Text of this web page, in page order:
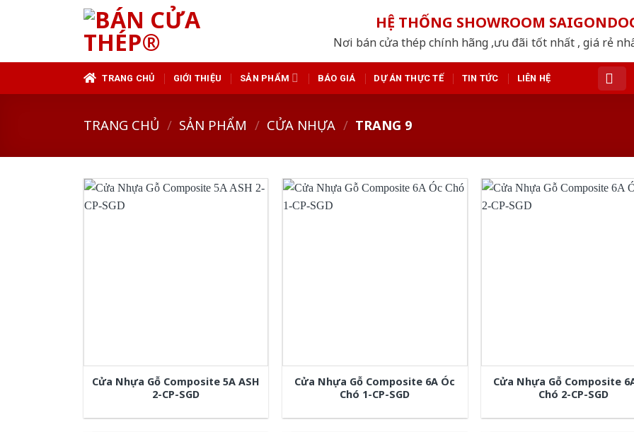
HỆ THỐNG SHOWROOM
Nơi bán cửa thép chính hãng ,ưu đãi tốt nhất , giá rẻ
TRANG CHỦ GIỚI THIỆU SẢN PHẨM BÁO GIÁ DỰ ÁN THỰC TẾ TIN TỨC LIÊN HỆ
TRANG CHỦ / SẢN PHẨM / CỬA NHỰA / TRANG 9
Cửa Nhựa Gỗ Composite 5A ASH
2-CP-SGD
Cửa Nhựa Gỗ Composite 6A Óc
Chó 1-CP-SGD
Cửa Nhựa Gỗ Composite
Chó 2-CP-SGD